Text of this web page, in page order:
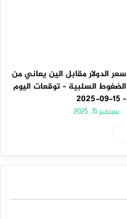
سعر الدولار مقابل الين يعاني من
الضغوط السلبية – توقعات اليوم
– 15-09-2025
سبتمبر 15, 2025